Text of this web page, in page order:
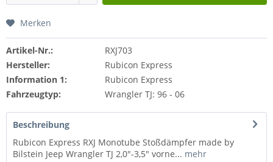
Merken
Artikel-Nr.:
RXJ703
Hersteller:
Rubicon Express
Information 1:
Rubicon Express
Fahrzeugtyp:
Wrangler TJ: 96 - 06
Beschreibung
Rubicon Express RXJ Monotube Stoßdämpfer made by
Bilstein Jeep Wrangler TJ 2,0"-3,5" vorne... mehr